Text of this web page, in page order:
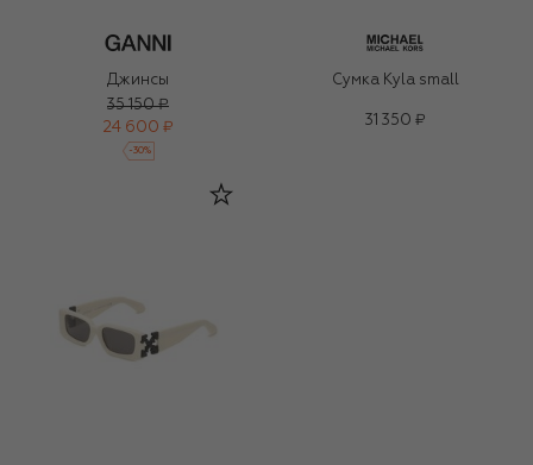
Джинсы
35 150 ₽
24 600 ₽
-30%
Сумка Kyla small
31 350 ₽